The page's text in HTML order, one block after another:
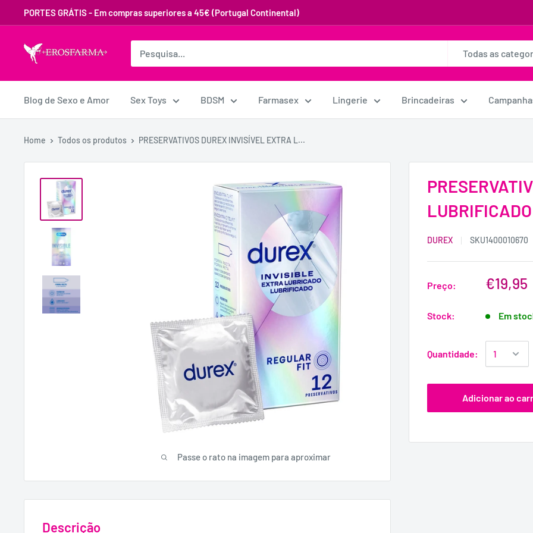
PORTES GRÁTIS - Em compras superiores a 45€ (Portugal Continental)
Todas as
Blog de Sexo e Amor Sex Toys BDSM Farmasex Lingerie Brincadeiras
Home Todos os produtos PRESERVATIVOS DUREX INVISÍVEL EXTRA L...
Passe o rato na imagem para aproximar
DUREX SKU1400010670
Preço: €19,95
Stock: Em
Quantidade:
Adicionar ao
Descrição